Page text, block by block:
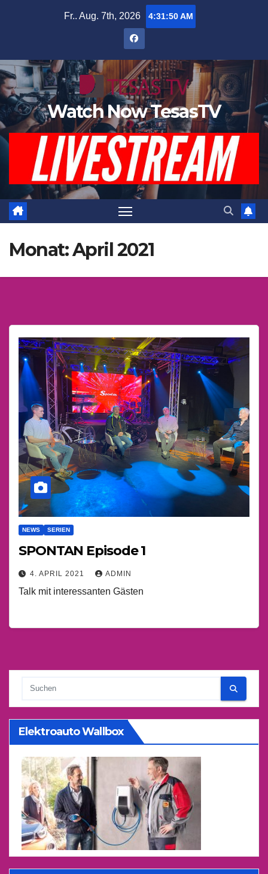
Fr.. Aug. 7th, 2026 4:31:51 AM
Watch Now TesasTV
Monat:April 2021
NEWS SERIEN
SPONTAN Episode 1
4. APRIL 2021 ADMIN
Talk mit interessanten Gästen
Elektroauto Wallbox